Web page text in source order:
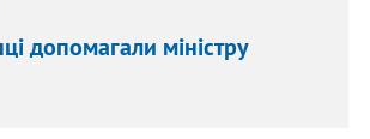
допомагали міністру